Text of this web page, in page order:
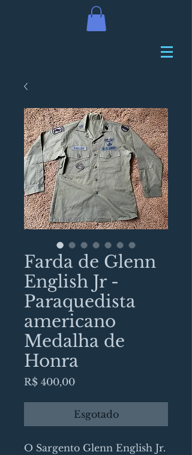
Farda de Glenn
English Jr -
Paraquedista
americano
Medalha de
Honra
R$ 400,00Preço
Esgotado
O Sargento Glenn English Jr.